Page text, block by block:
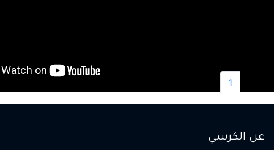
1
عن الكرسي